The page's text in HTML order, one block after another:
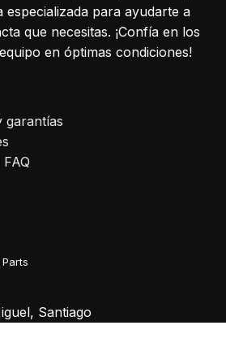
especializada para ayudarte a
que necesitas. ¡Confía en los
en óptimas condiciones!
garantías
Santiago